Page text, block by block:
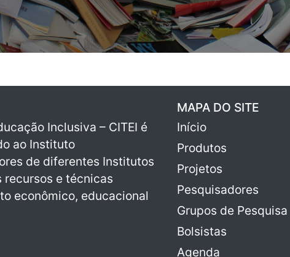
Inclusiva – CITEI é
ao Instituto
de diferentes Institutos
recursos e técnicas
econômico, educacional
MAPA DO SITE
Início
Produtos
Projetos
Pesquisadores
Grupos de Pesquisa
Bolsistas
Agenda